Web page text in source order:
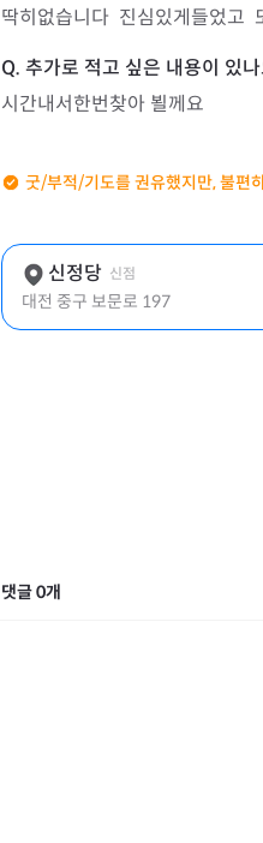
딱히없습니다  진심있게들었고
시간내서한번찾아 뵐께요
굿/부적/기도를 권유했지만, 불편
신정당 신점
대전 중구 보문로 197
댓글0개